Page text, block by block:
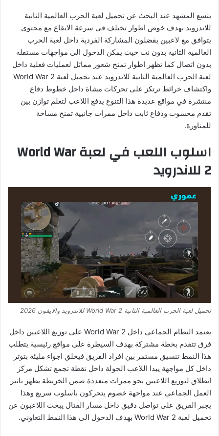
يتسع المشهد عند البحث عن تحميل لعبة الحرب العالمية الثانية
للاندرويد بهدف خوض اطوار تختلف في سرعة الايقاع مع محتوى
يتوافق مع لاعبين يفضلون المشاركة الفردية داخل لعبة الحرب
العالمية الثانية بدون نت حيث يمكن الدخول الى مواجهات مستقلة
بدون اتصال كما تظهر اطوار تمنح شعور مماثل لعمليات فعلية داخل
لعبة الحرب العالمية الثانية للاندرويد عند تحميل لعبة World War 2
واكتشاف خرائط ترتكز على تحركات مشاة داخل خطوط دفاع
منتشرة في مواقع عديدة هذا التنوع يدفع اللاعب لتعلم توازن بين
تقدم محسوب ودفاع ثابت داخل ممرات جانبية تمنح مساحة
للمناورة.
اسلوب اللعب في لعبة World War
2 للاندرويد
تحميل لعبة الحرب العالمية الثانية World War 2 للاندرويد والايفون 2026
يعتمد النظام الجماعي داخل World War 2 على توزيع اللاعبين داخل
فرق تتقدم بخطة مشتركة بهدف السيطرة على مواقع رئيسية يتطلب
هذا النمط تنسيق مستمر بين افراد الفريق فيخلق اجواء مليئة بتوتر
داخل كل مواجهة يبدا اللاعب الجولة داخل نقطة تجمع تشكل مركز
انطلاق لتوزيع اللاعبين نحو ممرات متعددة ضمن الخريطة يظهر تاثير
العمل الجماعي عند مواجهة خصوم يتحركون باسلوب سريع وهذا
يجبر الفريق على تواصل دقيق داخل مسار القتال يبحث اللاعبون عن
تحميل لعبة World War 2 بهدف الدخول الى هذا النمط التعاوني.